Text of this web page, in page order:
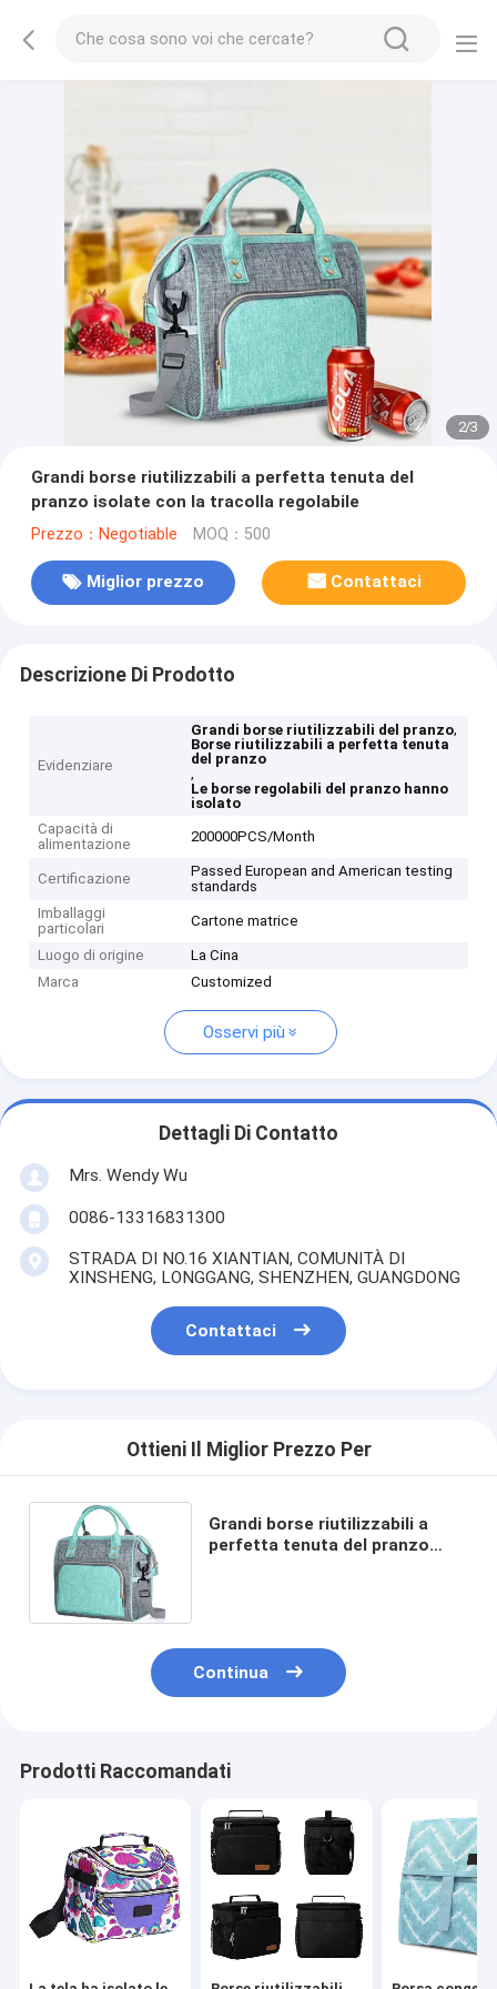
2/3
Grandi borse riutilizzabili a perfetta tenuta del
pranzo isolate con la tracolla regolabile
Prezzo：Negotiable MOQ：500
Miglior prezzo Contattaci
Descrizione Di Prodotto
Evidenziare
Grandi borse riutilizzabili del pranzo,
Borse riutilizzabili a perfetta tenuta
del pranzo
,
Le borse regolabili del pranzo hanno
isolato
Capacità di
alimentazione
200000PCS/Month
Certificazione
Passed European and American testing
standards
Imballaggi
particolari
Cartone matrice
Luogo di origine
La Cina
Marca
Customized
Osservi più
Dettagli Di Contatto
Mrs. Wendy Wu
0086-13316831300
STRADA DI NO.16 XIANTIAN, COMUNITÀ DI
XINSHENG, LONGGANG, SHENZHEN, GUANGDONG
Contattaci
Ottieni Il Miglior Prezzo Per
Grandi borse riutilizzabili a
perfetta tenuta del pranzo
Continua
Prodotti Raccomandati